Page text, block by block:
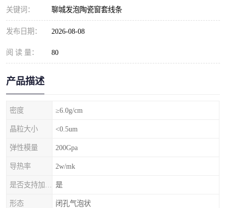
关键词： 聊城发泡陶瓷窗套线条
发布日期： 2026-08-08
阅 读 量： 80
产品描述
密度 ≥6.0g/cm
晶粒大小 <0.5um
弹性模量 200Gpa
导热率 2w/mk
是
形态 闭孔气泡状